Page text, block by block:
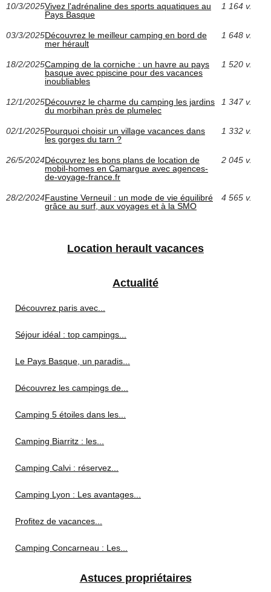
10/3/2025Vivez l'adrénaline des sports aquatiques au
Pays Basque
1 164 v.
03/3/2025Découvrez le meilleur camping en bord de
mer hérault
1 648 v.
18/2/2025Camping de la corniche : un havre au pays
basque avec ppiscine pour des vacances
inoubliables
1 520 v.
12/1/2025Découvrez le charme du camping les jardins
du morbihan près de plumelec
1 347 v.
02/1/2025Pourquoi choisir un village vacances dans
les gorges du tarn ?
1 332 v.
26/5/2024Découvrez les bons plans de location de
mobil-homes en Camargue avec agences-
de-voyage-france.fr
2 045 v.
28/2/2024Faustine Verneuil : un mode de vie équilibré
grâce au surf, aux voyages et à la SMO
4 565 v.
Location herault vacances
Actualité
Découvrez paris avec...
Séjour idéal : top campings...
Le Pays Basque, un paradis...
Découvrez les campings de...
Camping 5 étoiles dans les...
Camping Biarritz : les...
Camping Calvi : réservez...
Camping Lyon : Les avantages...
Profitez de vacances...
Camping Concarneau : Les...
Astuces propriétaires